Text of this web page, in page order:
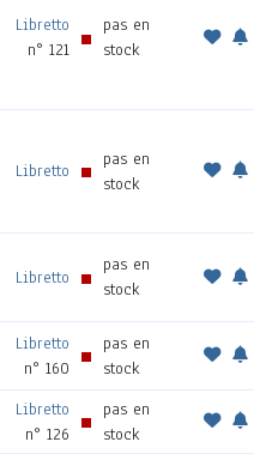
Libretto
n° 121
pas en
stock
Libretto
pas en
stock
Libretto
pas en
stock
Libretto
n° 160
pas en
stock
Libretto
n° 126
pas en
stock